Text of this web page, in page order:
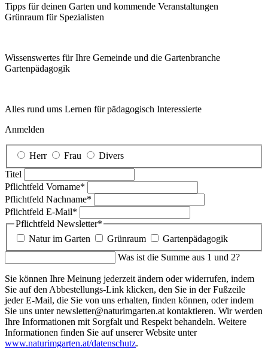
Tipps für deinen Garten und kommende Veranstaltungen
Grünraum für Spezialisten
Wissenswertes für Ihre Gemeinde und die Gartenbranche
Garten­pädagogik
Alles rund ums Lernen für pädagogisch Interessierte
Anmelden
Herr Frau
Divers
Titel
Pflichtfeld Vorname*
Pflichtfeld Nachname*
Pflichtfeld E-Mail*
Pflichtfeld Newsletter*
Natur im Garten
Grünraum
Gartenpädagogik
Was ist die Summe aus 1 und 2?
Sie können Ihre Meinung jederzeit ändern oder widerrufen, indem
Sie auf den Abbestellungs-Link klicken, den Sie in der Fußzeile
jeder E-Mail, die Sie von uns erhalten, finden können, oder indem
Sie uns unter newsletter@naturimgarten.at kontaktieren. Wir werden
Ihre Informationen mit Sorgfalt und Respekt behandeln. Weitere
Informationen finden Sie auf unserer Website unter
www.naturimgarten.at/datenschutz.